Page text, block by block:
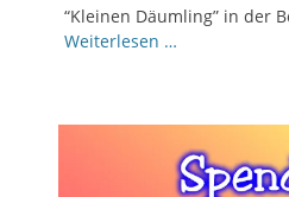
“Kleinen Däumling” in der
Weiterlesen …